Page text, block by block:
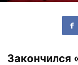
Закончился